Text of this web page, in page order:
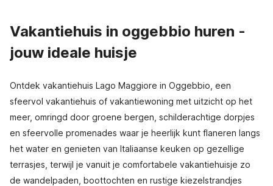
Vakantiehuis in oggebbio huren -
jouw ideale huisje
Ontdek vakantiehuis Lago Maggiore in Oggebbio, een
sfeervol vakantiehuis of vakantiewoning met uitzicht op het
meer, omringd door groene bergen, schilderachtige dorpjes
en sfeervolle promenades waar je heerlijk kunt flaneren langs
het water en genieten van Italiaanse keuken op gezellige
terrasjes, terwijl je vanuit je comfortabele vakantiehuisje zo
de wandelpaden, boottochten en rustige kiezelstrandjes